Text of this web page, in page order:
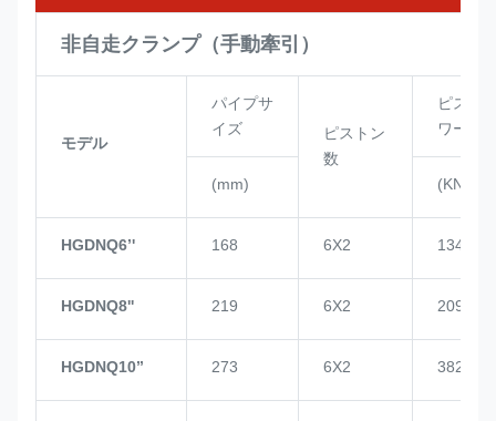
非自走クランプ（手動牽引）
モデル
パイプサ
イズ
ピストン
数
ピスト
ワー
(mm) (KN)
HGDNQ6’' 168 6X2 134
HGDNQ8'' 219 6X2 209
HGDNQ10’’ 273 6X2 382